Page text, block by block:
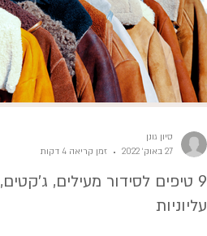
9 טיפים לסידור מעילים, ג'קטים,
עליוניות
סיון גונן
27 באוק׳ 2022
זמן קריאה 4 דקות